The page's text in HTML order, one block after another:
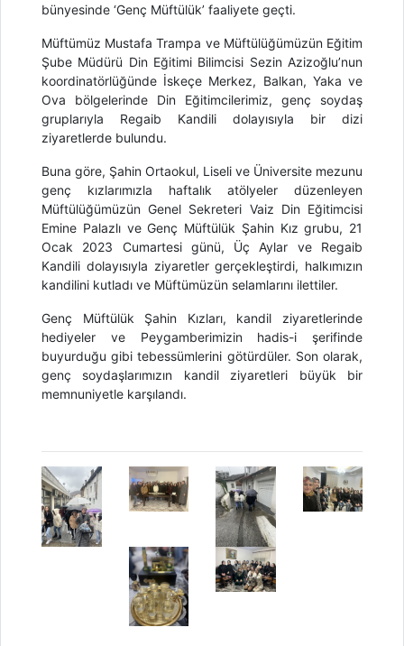
bünyesinde ‘Genç Müftülük’ faaliyete geçti.
Müftümüz Mustafa Trampa ve Müftülüğümüzün Eğitim
Şube Müdürü Din Eğitimi Bilimcisi Sezin Azizoğlu’nun
koordinatörlüğünde İskeçe Merkez, Balkan, Yaka ve
Ova bölgelerinde Din Eğitimcilerimiz, genç soydaş
gruplarıyla Regaib Kandili dolayısıyla bir dizi
ziyaretlerde bulundu.
Buna göre, Şahin Ortaokul, L iseli ve Üniversite mezunu
genç kızlarımızla haftalık atölyeler düzenleyen
Müftülüğümüzün Genel Sekreteri Vaiz Din Eğitimcisi
Emine Palazlı ve Genç Müftülük Şahin Kız grubu, 21
Ocak 2023 Cumartesi günü, Üç Aylar ve Regaib
Kandili dolayısıyla ziyaretler gerçekleştirdi, halkımızın
kandilini kutladı ve Müftümüzün selamlarını ilettiler.
Genç Müftülük Şahin Kızları, kandil ziyaretlerinde
hediyeler ve Peygamberimizin hadis-i şerifinde
buyurduğu gibi tebessümlerini götürdüler. Son olarak,
genç soydaşlarımızın kandil ziyaretleri büyük bir
memnuniyetle karşılandı.